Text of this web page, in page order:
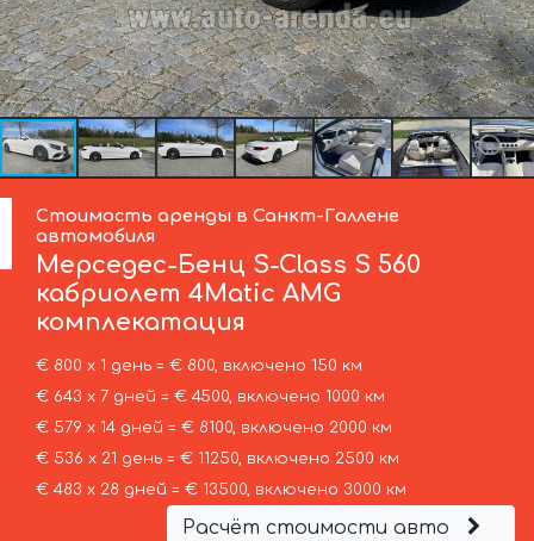
Стоимость аренды в Санкт-Галлене
автомобиля
Мерседес-Бенц S-Class S 560
кабриолет 4Matic AMG
комплекатация
€ 800 х 1 день = € 800, включено 150 км
€ 643 х 7 дней = € 4500, включено 1000 км
€ 579 х 14 дней = € 8100, включено 2000 км
€ 536 х 21 день = € 11250, включено 2500 км
€ 483 х 28 дней = € 13500, включено 3000 км
Расчёт стоимости авто